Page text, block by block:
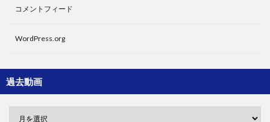
コメントフィード
WordPress.org
過去動画